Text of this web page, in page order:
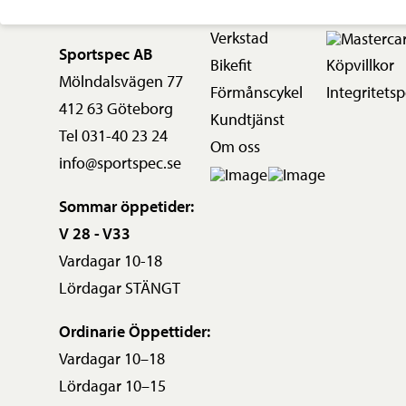
Sportspec AB
Mölndalsvägen 77
412 63 Göteborg
Tel 031-40 23 24
info@sportspec.se
Sommar öppetider:
V 28 - V33
Vardagar 10-18
Lördagar STÄNGT
Ordinarie Öppettider:
Vardagar 10–18
Lördagar 10–15
Verkstad
Bikefit
Förmånscykel
Kundtjänst
Om oss
Köpvillkor